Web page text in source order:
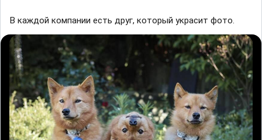
В каждой компании есть друг, который украсит фото.